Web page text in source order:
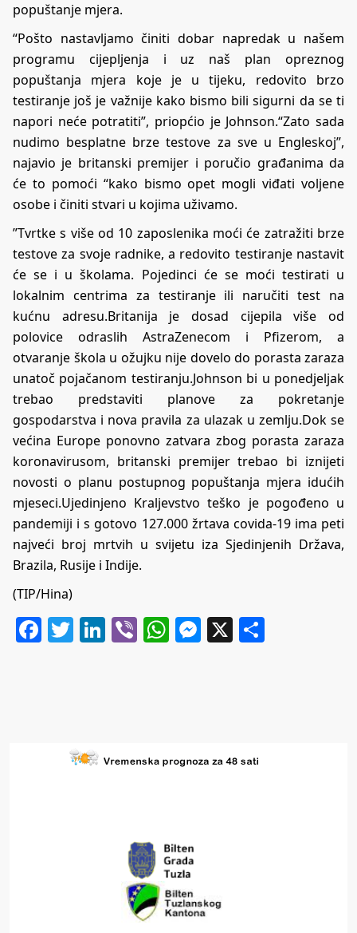
popuštanje mjera.
“Pošto nastavljamo činiti dobar napredak u našem
programu cijepljenja i uz naš plan opreznog
popuštanja mjera koje je u tijeku, redovito brzo
testiranje još je važnije kako bismo bili sigurni da se ti
napori neće potratiti”, priopćio je Johnson.“Zato sada
nudimo besplatne brze testove za sve u Engleskoj”,
najavio je britanski premijer i poručio građanima da
će to pomoći “kako bismo opet mogli viđati voljene
osobe i činiti stvari u kojima uživamo.
”Tvrtke s više od 10 zaposlenika moći će zatražiti brze
testove za svoje radnike, a redovito testiranje nastavit
će se i u školama. Pojedinci će se moći testirati u
lokalnim centrima za testiranje ili naručiti test na
kućnu adresu.Britanija je dosad cijepila više od
polovice odraslih AstraZenecom i Pfizerom, a
otvaranje škola u ožujku nije dovelo do porasta zaraza
unatoč pojačanom testiranju.Johnson bi u ponedjeljak
trebao predstaviti planove za pokretanje
gospodarstva i nova pravila za ulazak u zemlju.Dok se
većina Europe ponovno zatvara zbog porasta zaraza
koronavirusom, britanski premijer trebao bi iznijeti
novosti o planu postupnog popuštanja mjera idućih
mjeseci.Ujedinjeno Kraljevstvo teško je pogođeno u
pandemiji i s gotovo 127.000 žrtava covida-19 ima peti
najveći broj mrtvih u svijetu iza Sjedinjenih Država,
Brazila, Rusije i Indije.
(TIP/Hina)
Facebook
Twitter
LinkedIn
ViberWhatsApp
Messenger
X